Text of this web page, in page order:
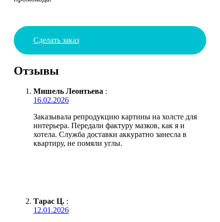
Сделать заказ
Отзывы
Мишель Леонтьева :
16.02.2026
Заказывала репродукцию картины на холсте для
интерьера. Передали фактуру мазков, как я и
хотела. Служба доставки аккуратно занесла в
квартиру, не помяли углы.
Тарас Ц. :
12.01.2026